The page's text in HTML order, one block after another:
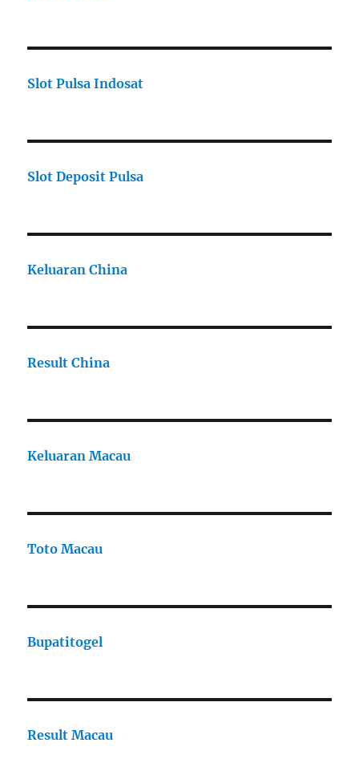
Slot Pulsa Indosat
Slot Deposit Pulsa
Keluaran China
Result China
Keluaran Macau
Toto Macau
Bupatitogel
Result Macau